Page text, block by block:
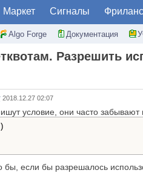
Маркет Сигналы Фриланс
Algo Forge Документация
Разрешить
2018.12.27 02:07
условие, они часто забывают
)
если бы разрешалось